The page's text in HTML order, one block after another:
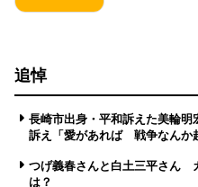
追悼
長崎市出身・平和訴えた美輪
訴え「愛があれば 戦争なんか
つげ義春さんと白土三平さん
は？